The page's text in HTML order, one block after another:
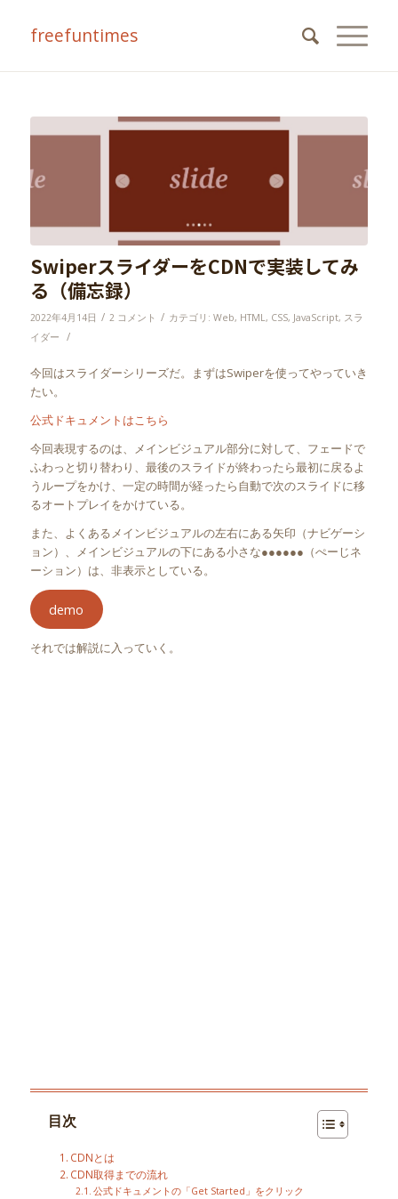
freefuntimes
SwiperスライダーをCDNで実装してみ
る（備忘録）
2022年4月14日 / 2 コメント / カテゴリ: Web, HTML , CSS, JavaScript, スラ
イダー
/
今回はスライダーシリーズだ。まずはSwiperを使ってやっていき
たい。
公式ドキュメントはこちら
今回表現するのは、メインビジュアル部分に対して、フェードで
ふわっと切り替わり、最後のスライドが終わったら最初に戻るよ
うループをかけ、一定の時間が経ったら自動で次のスライドに移
るオートプレイをかけている。
また、よくあるメインビジュアルの左右にある矢印（ナビゲーシ
ョン）、メインビジュアルの下にある小さな●●●●●●（ぺーじネ
ーション）は、非表示としている。
demo
それでは解説に入っていく。
目次
CDNとは
CDN取得までの流れ
公式ドキュメントの「Get Started」をクリック